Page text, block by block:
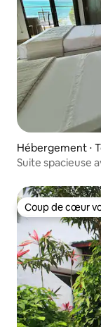
Hébergement ⋅
Suite spacieuse
Coup de cœur
Coup de cœur